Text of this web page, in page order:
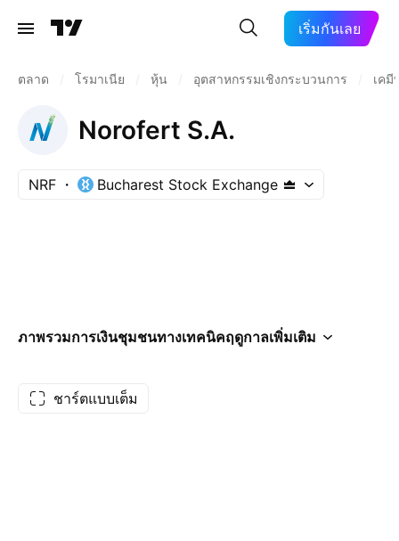
เริ่มกันเลย
ตลาด โรมาเนีย หุ้น อุตสาหกรรมเชิงกระบวนการ เคมี
Norofert S.A.
NRF Bucharest Stock Exchange
ภาพรวมการเงินชุมชนทางเทคนิคฤดูกาลเพิ่มเติม
ชาร์ตแบบเต็ม